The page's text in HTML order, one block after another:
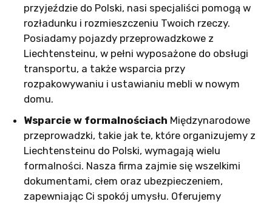
przyjeździe do Polski, nasi specjaliści pomogą w
rozładunku i rozmieszczeniu Twoich rzeczy.
Posiadamy pojazdy przeprowadzkowe z
Liechtensteinu, w pełni wyposażone do obsługi
transportu, a także wsparcia przy
rozpakowywaniu i ustawianiu mebli w nowym
domu.
Wsparcie w formalnościach Międzynarodowe
przeprowadzki, takie jak te, które organizujemy z
Liechtensteinu do Polski, wymagają wielu
formalności. Nasza firma zajmie się wszelkimi
dokumentami, cłem oraz ubezpieczeniem,
zapewniając Ci spokój umysłu. Oferujemy